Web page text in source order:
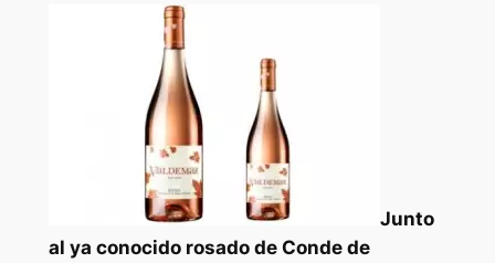
Junto
al ya conocido rosado de Conde de